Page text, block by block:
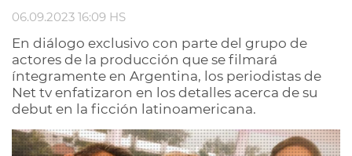
06.09.2023 16:09 HS
En diálogo exclusivo con parte del grupo de
actores de la producción que se filmará
íntegramente en Argentina, los periodistas de
Net tv enfatizaron en los detalles acerca de su
debut en la ficción latinoamericana.